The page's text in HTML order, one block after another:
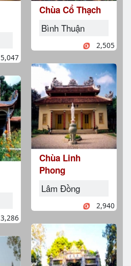
5,047
3,286
Chùa Cổ Thạch
Bình Thuận
2,505
Chùa Linh
Phong
Lâm Đồng
2,940